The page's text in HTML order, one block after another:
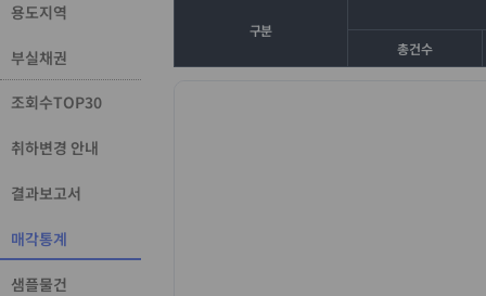
용도지역
부실채권
조회수TOP30
취하변경 안내
결과보고서
매각통계
샘플물건
구분
총건수